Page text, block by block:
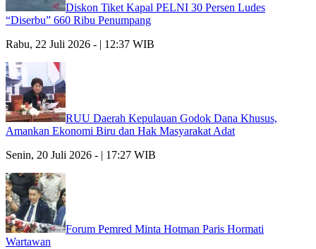
Diskon Tiket Kapal PELNI 30 Persen Ludes
“Diserbu” 660 Ribu Penumpang
Rabu, 22 Juli 2026 - | 12:37 WIB
RUU Daerah Kepulauan Godok Dana Khusus,
Amankan Ekonomi Biru dan Hak Masyarakat Adat
Senin, 20 Juli 2026 - | 17:27 WIB
Forum Pemred Minta Hotman Paris Hormati
Wartawan